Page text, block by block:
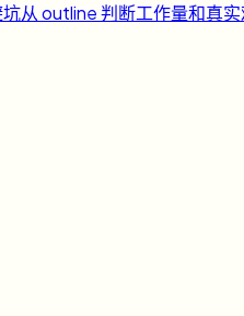
从 outline 判断工作量和真